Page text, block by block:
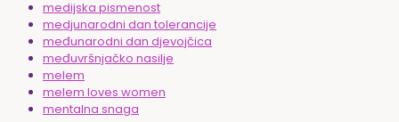
medijska pismenost
medjunarodni dan tolerancije
međunarodni dan djevojčica
međuvršnjačko nasilje
melem
melem loves women
mentalna snaga